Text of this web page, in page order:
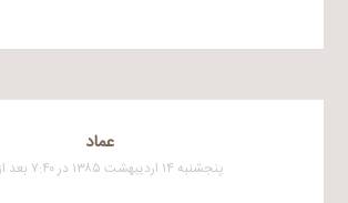
عماد
پنجشنبه ۱۴ اردیبهشت ۱۳۸۵ در ۷:۴۰ بعد از ظهر